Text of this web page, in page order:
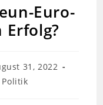
Euro-
Erfolg?
31, 2022
Politik